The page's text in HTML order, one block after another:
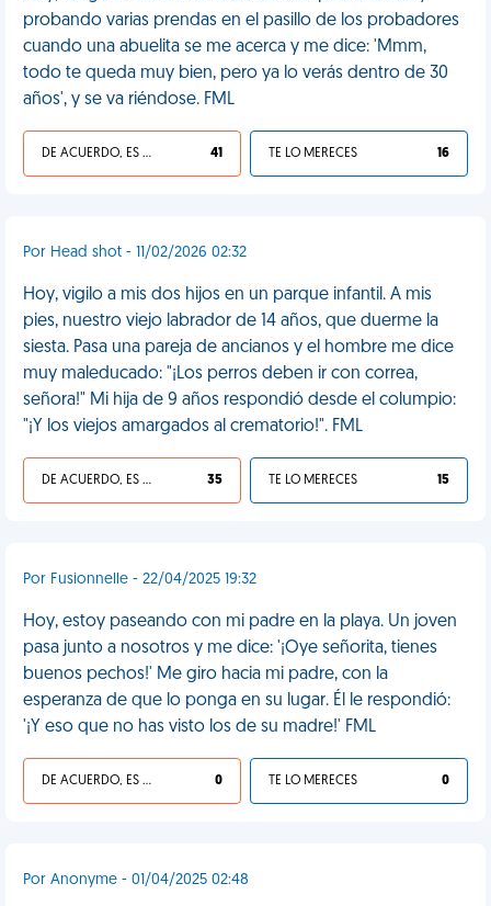
probando varias prendas en el pasillo de los probadores
cuando una abuelita se me acerca y me dice: 'Mmm,
todo te queda muy bien, pero ya lo verás dentro de 30
años', y se va riéndose. FML
DE ACUERDO, ES UNA VIDA HP 41 TE LO MERECES 16
Por Head shot - 11/02/2026 02:32
Hoy, vigilo a mis dos hijos en un parque infantil. A mis
pies, nuestro viejo labrador de 14 años, que duerme la
siesta. Pasa una pareja de ancianos y el hombre me dice
muy maleducado: "¡Los perros deben ir con correa,
señora!" Mi hija de 9 años respondió desde el columpio:
"¡Y los viejos amargados al crematorio!". FML
DE ACUERDO, ES UNA VIDA HP 35 TE LO MERECES 15
Por Fusionnelle - 22/04/2025 19:32
Hoy, estoy paseando con mi padre en la playa. Un joven
pasa junto a nosotros y me dice: '¡Oye señorita, tienes
buenos pechos!' Me giro hacia mi padre, con la
esperanza de que lo ponga en su lugar. Él le respondió:
'¡Y eso que no has visto los de su madre!' FML
DE ACUERDO, ES UNA VIDA HP 0 TE LO MERECES 0
Por Anonyme - 01/04/2025 02:48